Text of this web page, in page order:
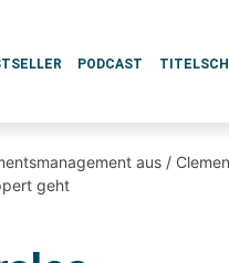
PODCAST
aus /
geht